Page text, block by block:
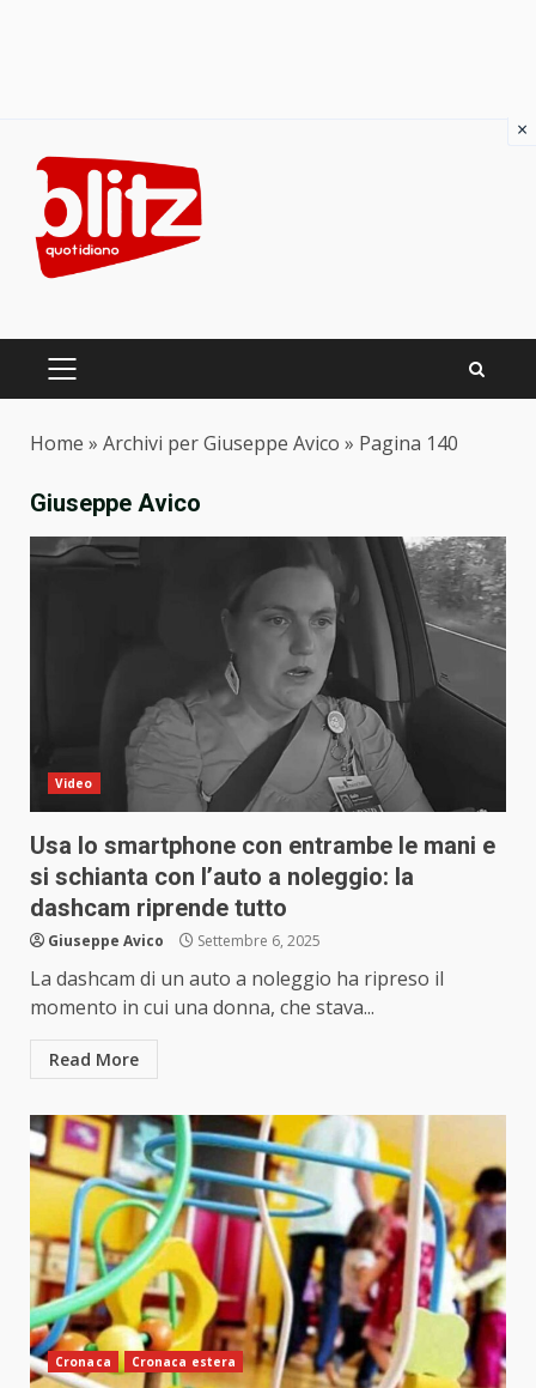
content
PRIMARY
Home » Archivi per Giuseppe Avico » Pagina 140
Giuseppe Avico
Video
Usa lo smartphone con entrambe le mani e
si schianta con l’auto a noleggio: la
dashcam riprende tutto
Giuseppe Avico Settembre 6, 2025
La dashcam di un auto a noleggio ha ripreso il
momento in cui una donna, che stava...
Read More
Cronaca Cronaca estera
×